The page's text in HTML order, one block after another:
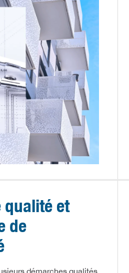
qualité et
de